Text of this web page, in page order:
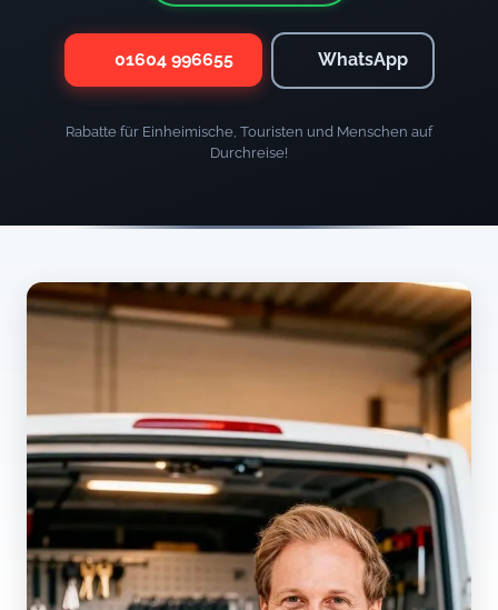
01604 996655 WhatsApp
Rabatte für Einheimische, Touristen und Menschen auf
Durchreise!